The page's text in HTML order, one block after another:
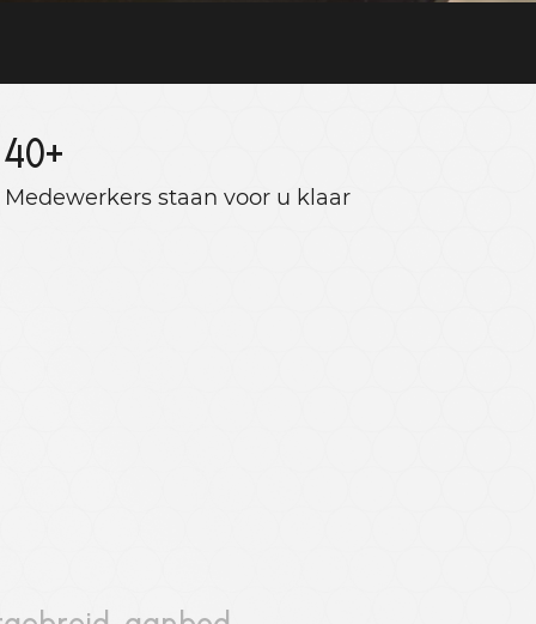
40+
Medewerkers staan ​​voor u klaar